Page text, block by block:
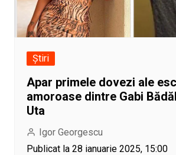
Știri
Apar primele dovezi ale
amoroase dintre Gabi
Uta
Igor Georgescu
Publicat la 28 ianuarie 2025, 15:00